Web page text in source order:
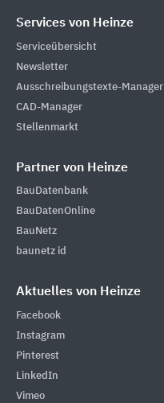
Services von Heinze
Serviceübersicht
Newsletter
Ausschreibungstexte-Manager
CAD-Manager
Stellenmarkt
Partner von Heinze
BauDatenbank
BauDatenOnline
BauNetz
baunetz id
Aktuelles von Heinze
Facebook
Instagram
Pinterest
LinkedIn
Vimeo